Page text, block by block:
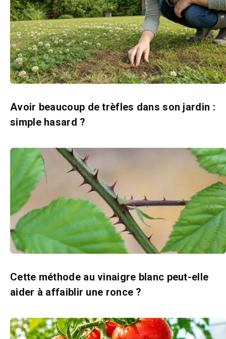
Avoir beaucoup de trèfles dans son jardin :
simple hasard ?
Cette méthode au vinaigre blanc peut-elle
aider à affaiblir une ronce ?